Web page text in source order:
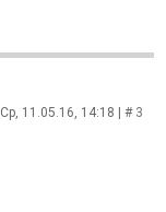
Ср, 11.05.16, 14:18 | # 3